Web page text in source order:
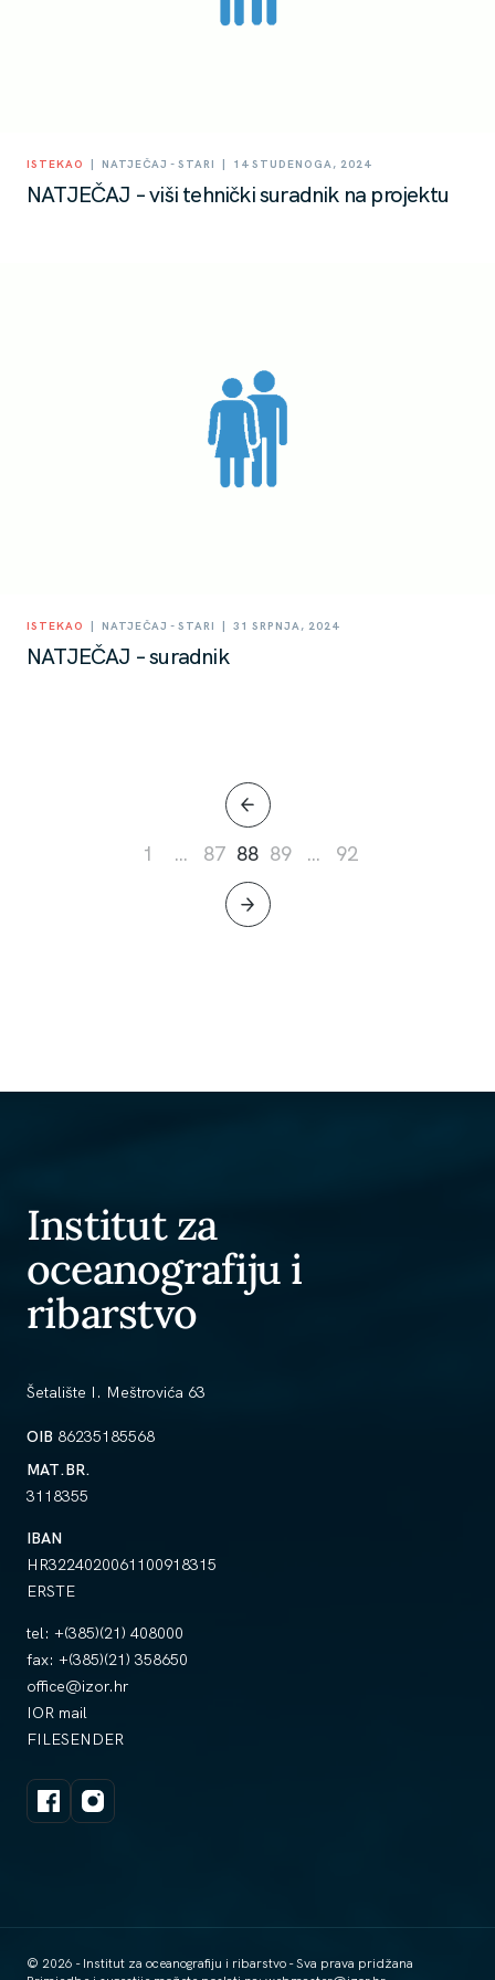
ISTEKAO | NATJEČAJ - STARI | 14 STUDENOGA, 2024
NATJEČAJ – viši tehnički suradnik na projektu
ISTEKAO | NATJEČAJ - STARI | 31 SRPNJA, 2024
NATJEČAJ – suradnik
1 … 87 88 89 … 92
Institut za
oceanografiju i
ribarstvo
Šetalište I. Meštrovića 63
OIB 86235185568
MAT.BR.
3118355
IBAN
HR3224020061100918315
ERSTE
tel: +(385)(21) 408000
fax: +(385)(21) 358650
office@izor.hr
IOR mail
FILESENDER
© 2026 - Institut za oceanografiju i ribarstvo - Sva prava pridžana